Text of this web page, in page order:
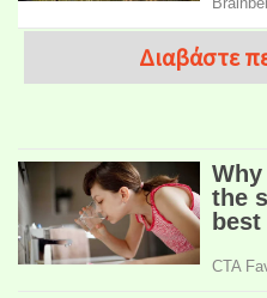
Διαβάστε